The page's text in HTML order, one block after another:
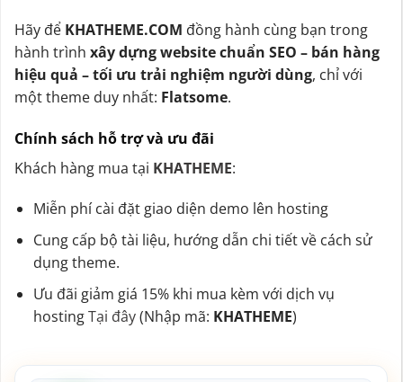
Hãy để KHATHEME.COM đồng hành cùng bạn trong
hành trình xây dựng website chuẩn SEO – bán hàng
hiệu quả – tối ưu trải nghiệm người dùng, chỉ với
một theme duy nhất: Flatsome.
Chính sách hỗ trợ và ưu đãi
Khách hàng mua tại KHATHEME:
Miễn phí cài đặt giao diện demo lên hosting
Cung cấp bộ tài liệu, hướng dẫn chi tiết về cách sử
dụng theme.
Ưu đãi giảm giá 15% khi mua kèm với dịch vụ
hostingTại đây(Nhập mã: KHATHEME)